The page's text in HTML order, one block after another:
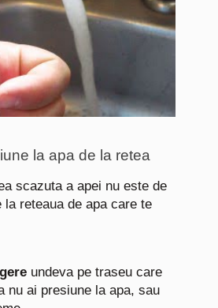
la apa de la retea
scazuta a apei nu este de
reteaua de apa care te
undeva pe traseu care
nu ai presiune la apa, sau